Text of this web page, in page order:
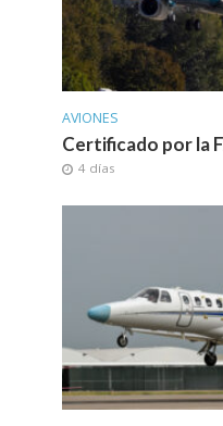
AVIONES
Certificado por la
4 días